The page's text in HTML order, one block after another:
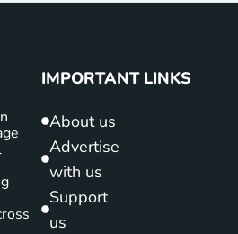
IMPORTANT LINKS
About us
Advertise
with us
Support
us